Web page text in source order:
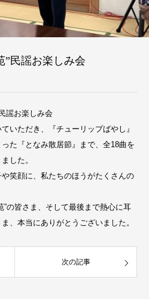
”民謡お楽しみ会
謡お楽しみ会
いただき、『チューリップばやし』
た『となみ散居節』まで、全18曲を
した。
笑顔に、私たちのほうがたくさんの
”の皆さま、そして最後まで熱心に耳
、本当にありがとうございました。
次の記事